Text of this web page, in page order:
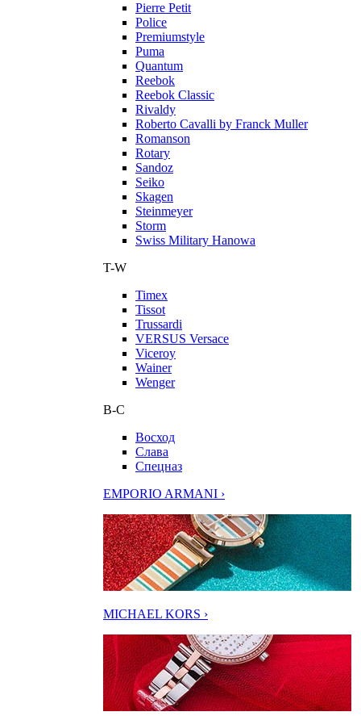
Pierre Petit
Police
Premiumstyle
Puma
Quantum
Reebok
Reebok Classic
Rivaldy
Roberto Cavalli by Franck Muller
Romanson
Rotary
Sandoz
Seiko
Skagen
Steinmeyer
Storm
Swiss Military Hanowa
T-W
Timex
Tissot
Trussardi
VERSUS Versace
Viceroy
Wainer
Wenger
В-С
Восход
Слава
Спецназ
EMPORIO ARMANI ›
MICHAEL KORS ›